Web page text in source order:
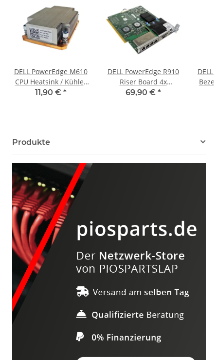
DELL PowerEdge M610
CPU Heatsink / Kühler
DP/N 0P985H
11,90 € *
DELL PowerEdge R910
Riser Board 4x
Ethernet, 2x USB Ports
69,90 € *
DELL
Produkte